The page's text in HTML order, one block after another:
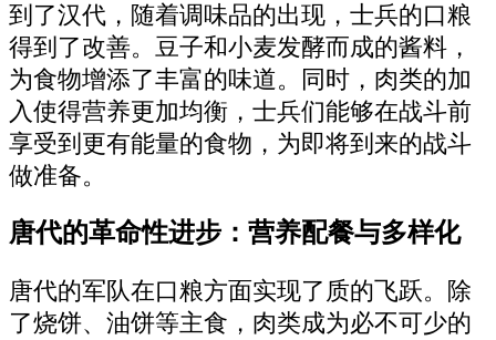
到了汉代，随着调味品的出现，士兵的口粮
得到了改善。豆子和小麦发酵而成的酱料，
为食物增添了丰富的味道。同时，肉类的加
入使得营养更加均衡，士兵们能够在战斗前
享受到更有能量的食物，为即将到来的战斗
做准备。
唐代的革命性进步：营养配餐与多样化
唐代的军队在口粮方面实现了质的飞跃。除
了烧饼、油饼等主食，肉类成为必不可少的